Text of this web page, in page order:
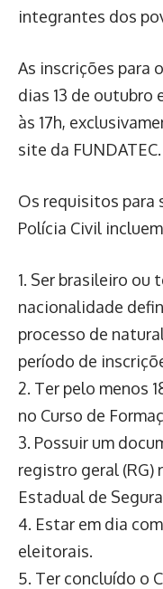
integrantes dos
As inscrições para
dias 13 de outubro
às 17h,
site da FUNDATEC.
Os requisitos para
Polícia Civil
1. Ser brasileiro ou
nacionalidade
processo de
período de
2. Ter pelo menos
no Curso de
3. Possuir um
registro geral (RG)
Estadual de
4. Estar em dia
eleitorais.
5. Ter concluído o